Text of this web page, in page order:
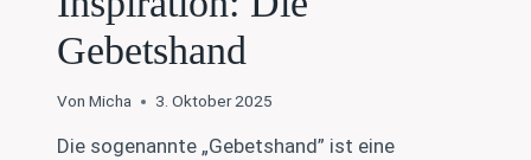
Gebetshand
Von Micha 3. Oktober 2025
Die sogenannte „Gebetshand” ist eine